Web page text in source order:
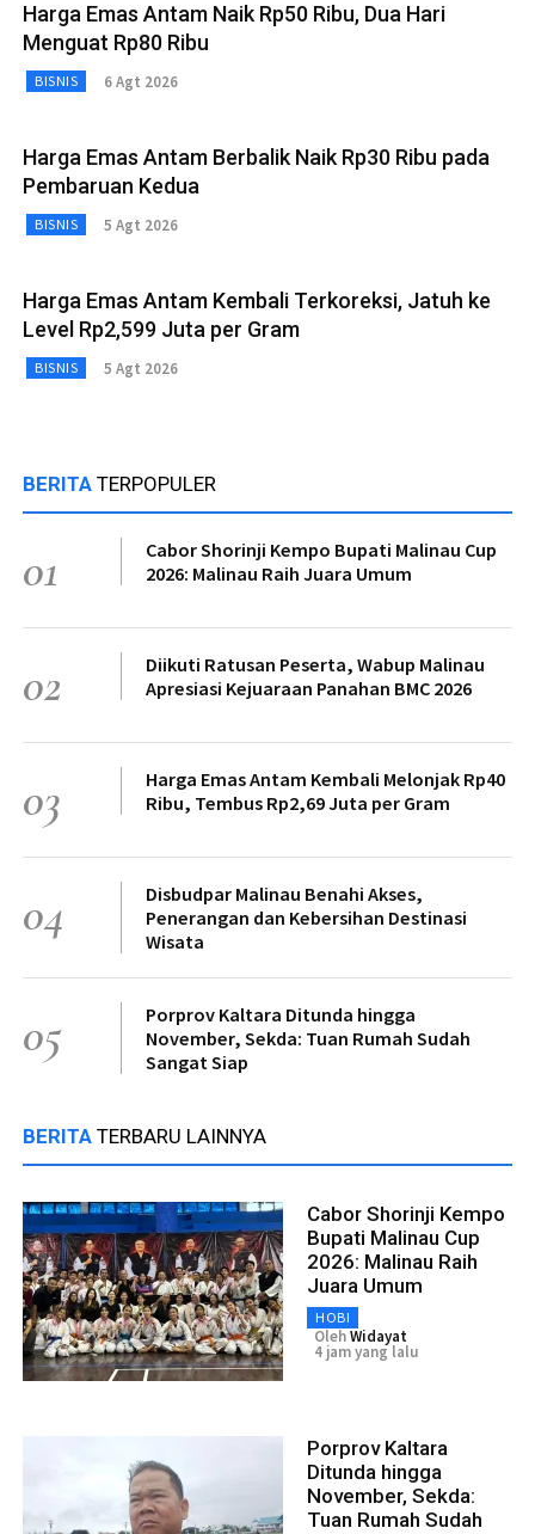
Harga Emas Antam Naik Rp50 Ribu, Dua Hari
Menguat Rp80 Ribu
BISNIS 6 Agt 2026
Harga Emas Antam Berbalik Naik Rp30 Ribu pada
Pembaruan Kedua
BISNIS 5 Agt 2026
Harga Emas Antam Kembali Terkoreksi, Jatuh ke
Level Rp2,599 Juta per Gram
BISNIS 5 Agt 2026
BERITA TERPOPULER
01
Cabor Shorinji Kempo Bupati Malinau Cup
2026: Malinau Raih Juara Umum
02
Diikuti Ratusan Peserta, Wabup Malinau
Apresiasi Kejuaraan Panahan BMC 2026
03
Harga Emas Antam Kembali Melonjak Rp40
Ribu, Tembus Rp2,69 Juta per Gram
04
Disbudpar Malinau Benahi Akses,
Penerangan dan Kebersihan Destinasi
Wisata
05
Porprov Kaltara Ditunda hingga
November, Sekda: Tuan Rumah Sudah
Sangat Siap
BERITA TERBARU LAINNYA
Cabor Shorinji Kempo
Bupati Malinau Cup
2026: Malinau Raih
Juara Umum
HOBI
OlehWidayat
4 jam yang lalu
Porprov Kaltara
Ditunda hingga
November, Sekda:
Tuan Rumah Sudah